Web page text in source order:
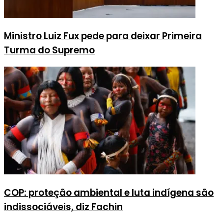
Ministro Luiz Fux pede para deixar Primeira
Turma do Supremo
COP: proteção ambiental e luta indígena são
indissociáveis, diz Fachin